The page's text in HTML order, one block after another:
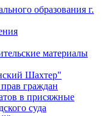
образования г.
материалы
Шахтер"
граждан
в присяжные
суда